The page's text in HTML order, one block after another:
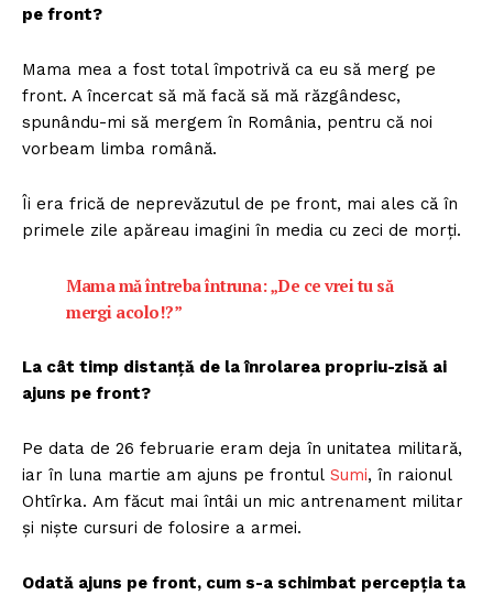
pe front?
Mama mea a fost total împotrivă ca eu să merg pe
front. A încercat să mă facă să mă răzgândesc,
spunându-mi să mergem în România, pentru că noi
vorbeam limba română.
Îi era frică de neprevăzutul de pe front, mai ales că în
primele zile apăreau imagini în media cu zeci de morți.
Mama mă întreba întruna: „De ce vrei tu să
mergi acolo!?”
La cât timp distanță de la înrolarea propriu-zisă ai
ajuns pe front?
Pe data de 26 februarie eram deja în unitatea militară,
iar în luna martie am ajuns pe frontul Sumi, în raionul
Ohtîrka. Am făcut mai întâi un mic antrenament militar
și niște cursuri de folosire a armei.
Odată ajuns pe front, cum s-a schimbat percepția ta